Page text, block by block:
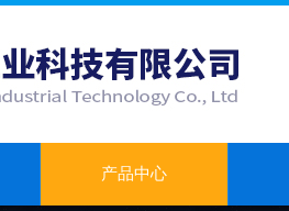
产品中心